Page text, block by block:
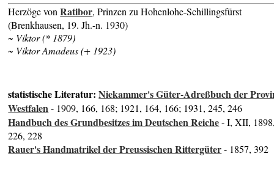
Herzöge vonRatibor, Prinzen zu Hohenlohe-Schillingsfürst
(Brenkhausen, 19. Jh.-n. 1930)
~ Viktor (* 1879)
~ Viktor Amadeus (+ 1923)
statistische Literatur:Niekammer's Güter-Adreßbuch der
Westfalen- 1909, 166, 168; 1921, 164, 166; 1931, 245, 246
Handbuch des Grundbesitzes im Deutschen Reiche- I, XII,
226, 228
Rauer's Handmatrikel der Preussischen Rittergüter- 1857, 392